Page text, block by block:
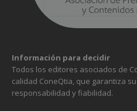
Información para decidir
Todos los editores asociados de
calidad ConeQtia, que garantiza
responsabilidad y fiabilidad.